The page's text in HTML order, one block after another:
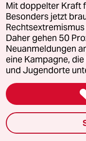
diesen
Merkel
die
leben
noch
Diese
einfach
Mit doppelter Kraft
Besonders jetzt
Daher gehen 50
Neuanmeldungen
eine Kampagne,
und Jugendorte